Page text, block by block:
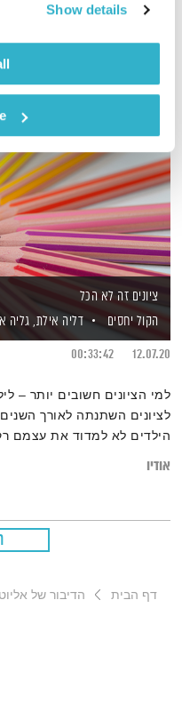
Show details
ציונים זה לא הכל
הקול יחסים
דליה אילת, גליה
12.07.20
00:33:42
למי הציונים חשובים יותר –
לציונים השתנתה לאורך
הילדים לא למדוד את עצמם
אודיו
דף הבית הדיבור של אליוט